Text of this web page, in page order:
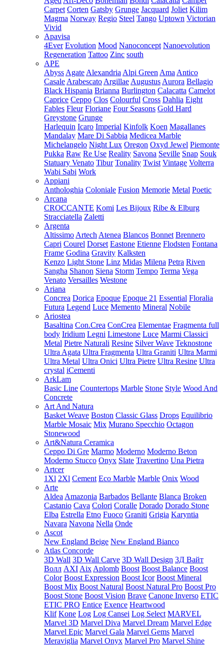
Carpet Corten Gatsby Grunge Jacquard Joliet Kilim
Magma Norway Regio Steel Tango Uptown Victorian
Vivid
Apavisa
4Ever Evolution Mood Nanoconcept Nanoevolution
Regeneration Tattoo Zinc south
APE
Abyss Agate Alexandria Alpi Green Ama Antico
Casale Arabescato Argillae Augustus Aurora Bellagio
Black Hispania Brianna Burlington Calacatta Camelot
Caprice Ceppo Clos Colourful Cross Dahlia Eight
Fables Fleur Floriane Four Seasons Gold Hard
Greystone Grunge
Harlequin Icaro Imperial Kinfolk Koen Magallanes
Mandalay Mare Di Sabbia Medicea Marble
Michelangelo Night Lux Oregon Oxyd Jewel Piemonte
Pukka Raw Re Use Reality Savona Seville Snap Souk
Statuary Venato Tibur Tonality Twist Vintage Volterra
Wabi Sabi Work
Appiani
Anthologhia Coloniale Fusion Memorie Metal Poetic
Arcana
CROCCANTE Komi Les Bijoux Ribe & Elburg
Stracciatella Zaletti
Argenta
Altissimo Artech Atenea Blancos Bonnet Brennero
Capri Courel Dorset Eastone Etienne Flodsten Fontana
Frame Godina Gravity Kalksten
Kenzo Light Stone Linz Midas Milena Petra Riven
Sangha Shanon Siena Storm Tempo Terma Vega
Venato Versailles Westone
Ariana
Concrea Dorica Epoque Epoque 21 Essential Floralia
Futura Legend Luce Memento Mineral Nobile
Ariostea
Basaltina Con.Crea ConCrea Elementae Fragmenta full
body Iridium Legni Limestone Luce Marmi Classici
Metal Pietre Naturali Resine Silver Wave Teknostone
Ultra Agata Ultra Fragmenta Ultra Graniti Ultra Marmi
Ultra Metal Ultra Onici Ultra Pietre Ultra Resine Ultra
crystal iCementi
ArkLam
Basic Line Countertops Marble Stone Style Wood And
Concrete
Art And Natura
Basket Weave Boston Classic Glass Drops Equilibrio
Marble Mosaic Mix Murano Specchio Octagon
Stonewood
Art&Natura Ceramica
Ceppo Di Gre Marmo Moderno Moderno Beton
Moderno Stucco Onyx Slate Travertino Una Pietra
Artcer
1Xl 2Xl Cement Eco Marble Marble Onix Wood
Arte
Aldea Amazonia Barbados Bellante Blanca Broken
Castanio Cava Colori Coralle Dorado Dorado Stone
Elba Estrella Etno Fuoco Graniti Grigia Karyntia
Navara Navona Nella Onde
Ascot
New England Beige New England Bianco
Atlas Concorde
3D Wall 3D Wall Carve 3D Wall Design 3Д Вайт
Волл AXI Aix Aplomb Boost Boost Balance Boost
Color Boost Expression Boost Icor Boost Mineral
Boost Mix Boost Natural Boost Natural Pro Boost Pro
Boost Stone Boost Vision Brave Canone Inverso ETIC
ETIC PRO Entice Exence Heartwood
Klif Kone Log Log Cansei Log Select MARVEL
Marvel 3D Marvel Diva Marvel Dream Marvel Edge
Marvel Epic Marvel Gala Marvel Gems Marvel
Meraviglia Marvel Onyx Marvel Pro Marvel Shine